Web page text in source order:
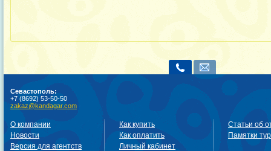
Севастополь:
+7 (8692) 53-50-50
zakaz@kandagar.com
О компании
Новости
Версия для агентств
Как купить
Как оплатить
Личный кабинет
Статьи об
Памятки